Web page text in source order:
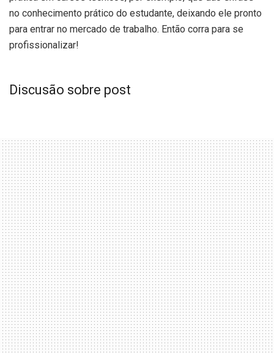
no conhecimento prático do estudante, deixando ele pronto
para entrar no mercado de trabalho. Então corra para se
profissionalizar!
Discusão sobre post